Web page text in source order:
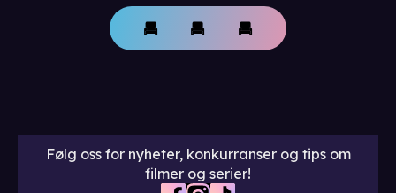
Følg oss for nyheter, konkurranser og tips om
filmer og serier!